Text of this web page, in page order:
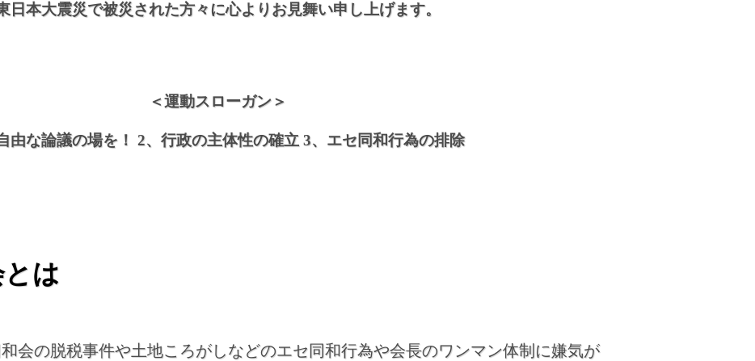
日本大震災で被災された方々に心よりお見舞い申し上げます。
＜運動スローガン＞
由な論議の場を！ 2、行政の主体性の確立 3、エセ同和行為の排除
とは
会の脱税事件や土地ころがしなどのエセ同和行為や会長のワンマン体制に嫌気が